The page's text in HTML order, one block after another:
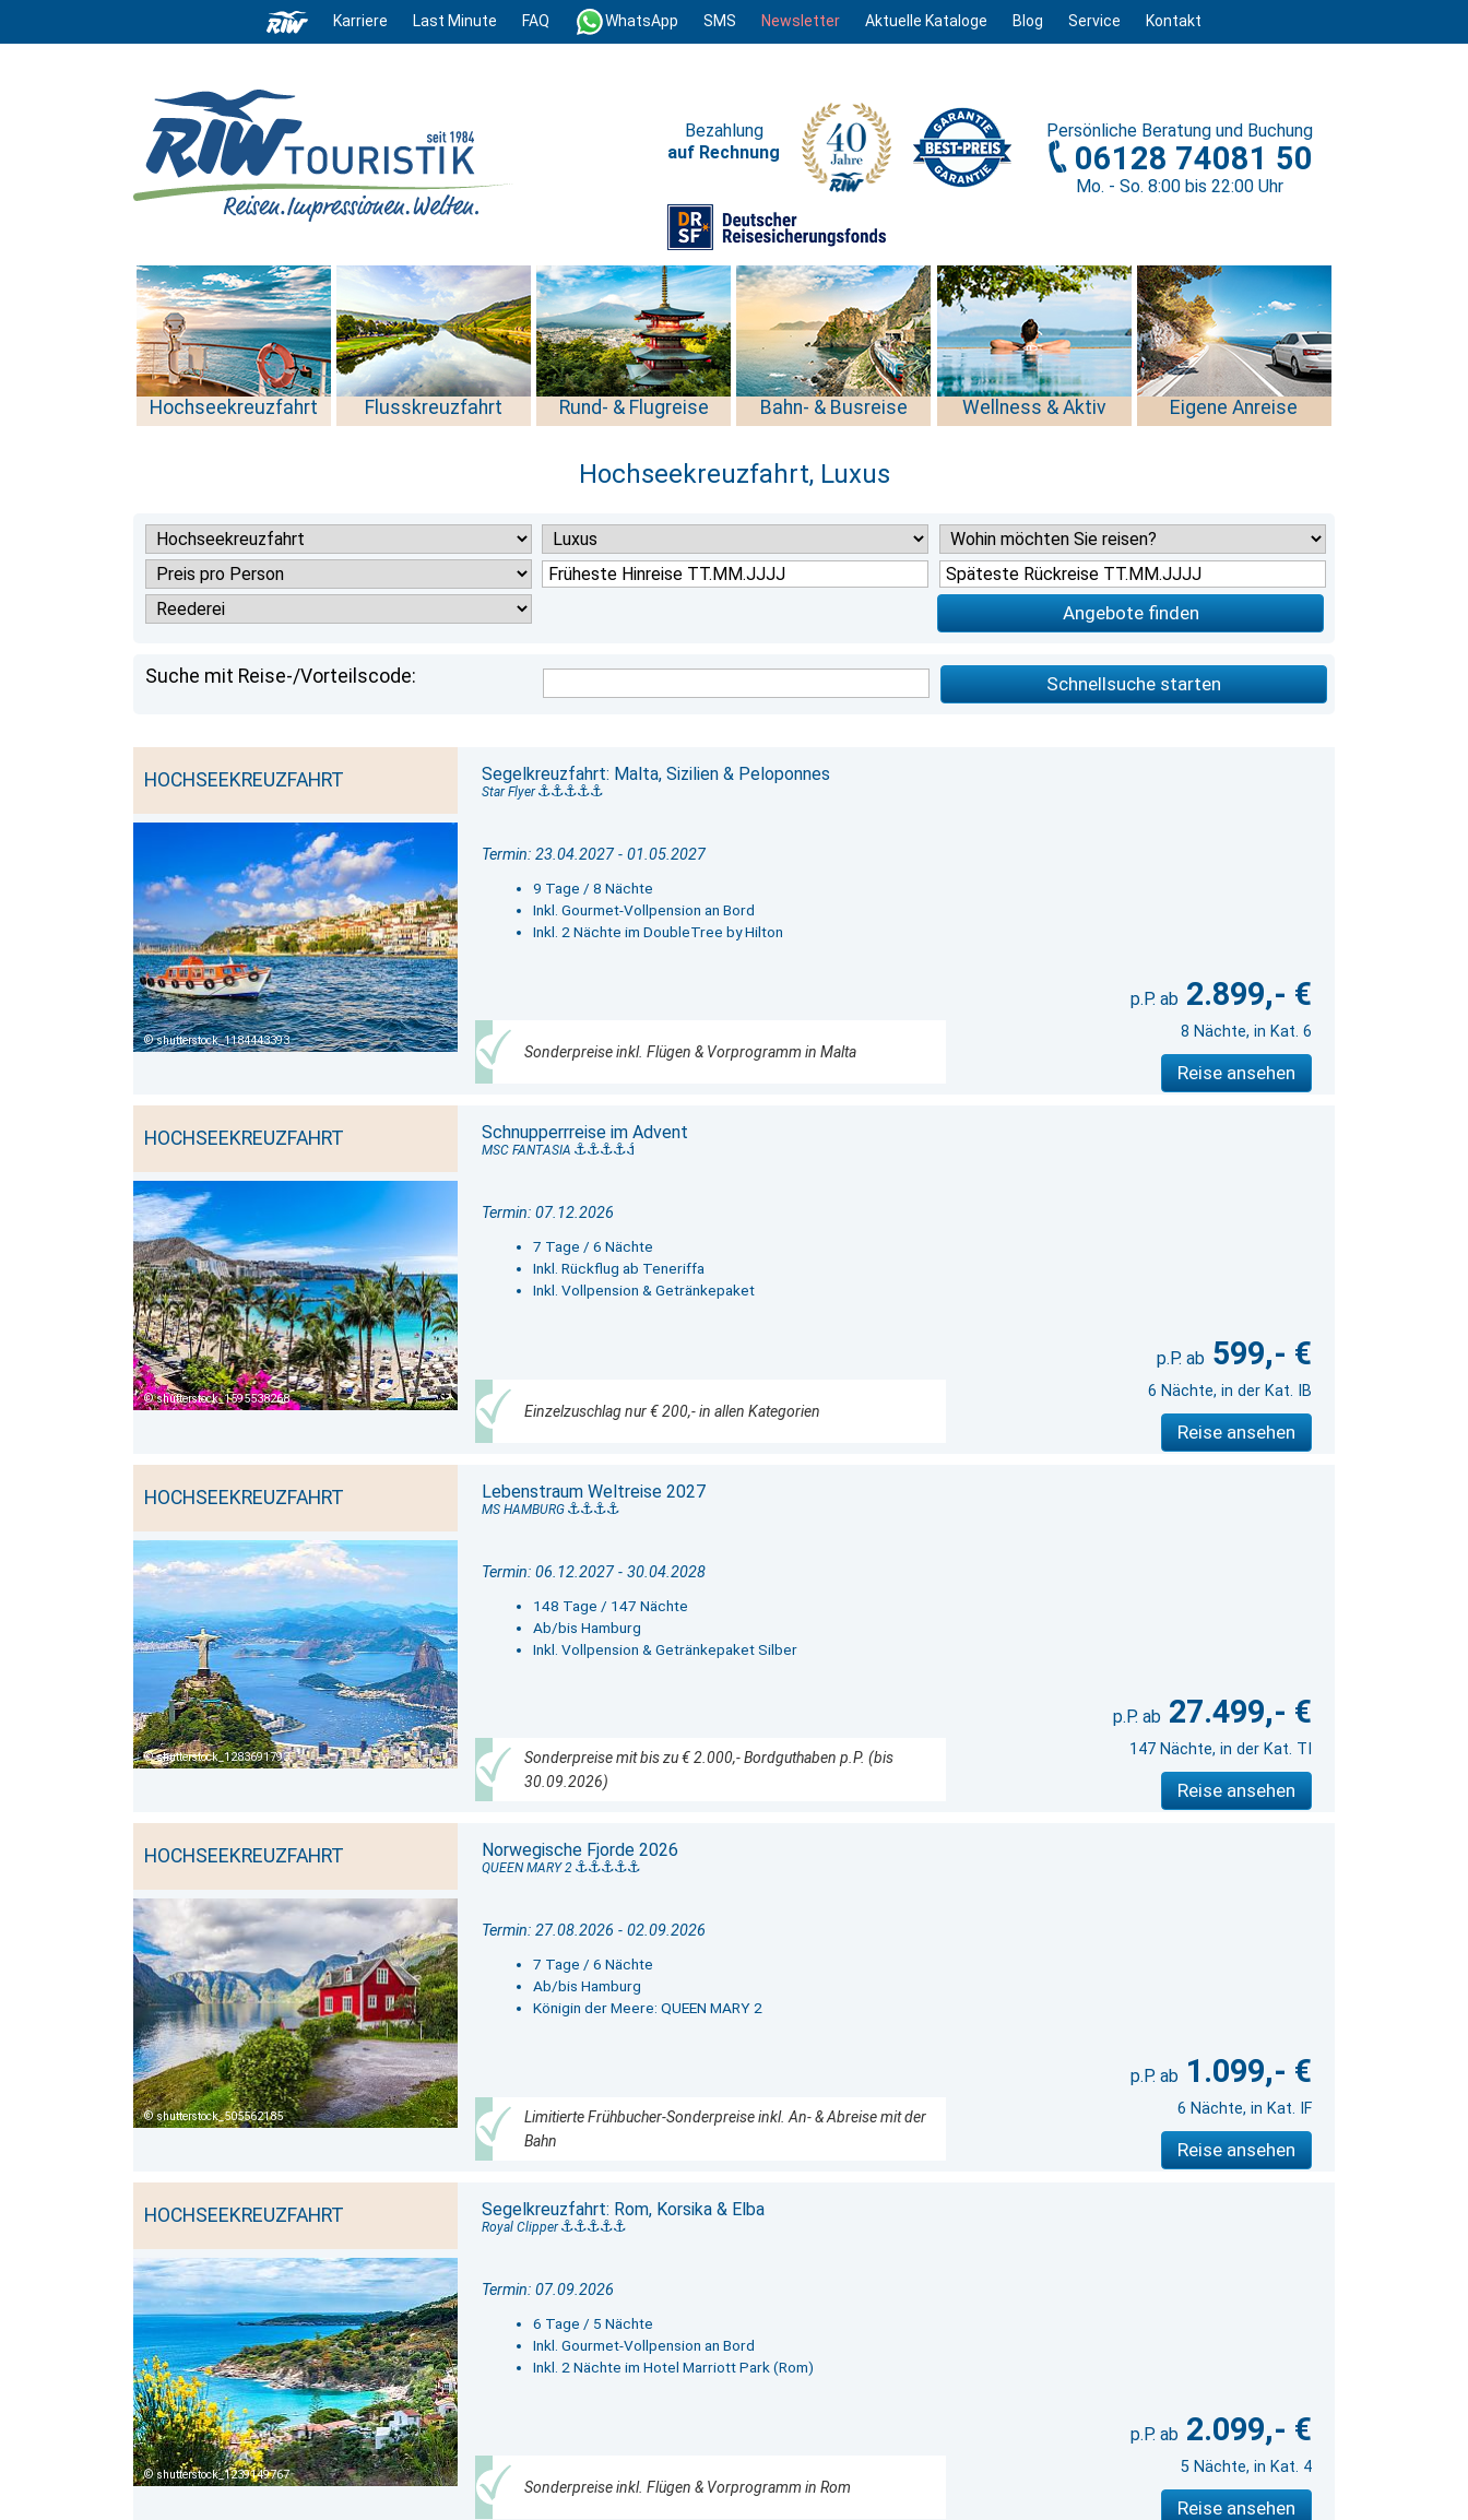
Karriere Last Minute FAQ WhatsApp SMS Newsletter Aktuelle Kataloge Blog Service Kontakt
Persönliche Beratung und Buchung
06128 74081 50
Mo. - So. 8:00 bis 22:00 Uhr
Bezahlung
auf Rechnung
Hochseekreuzfahrt Flusskreuzfahrt Rund- & Flugreise Bahn- & Busreise Wellness & Aktiv Eigene Anreise
Hochseekreuzfahrt, Luxus
Angebote finden
Suche mit Reise-/Vorteilscode: Schnellsuche starten
HOCHSEEKREUZFAHRT
shutterstock_1184443393
Segelkreuzfahrt: Malta, Sizilien & Peloponnes
Star Flyer
Termin: 23.04.2027 - 01.05.2027
9 Tage / 8 Nächte
Inkl. Gourmet-Vollpension an Bord
Inkl. 2 Nächte im DoubleTree by Hilton
Sonderpreise inkl. Flügen & Vorprogramm in Malta
2.899,- €
8 Nächte, in Kat. 6
Reise ansehen
HOCHSEEKREUZFAHRT
shutterstock_1595538268
Schnupperrreise im Advent
MSC FANTASIA
Termin: 07.12.2026
7 Tage / 6 Nächte
Inkl. Rückflug ab Teneriffa
Inkl. Vollpension & Getränkepaket
Einzelzuschlag nur € 200,- in allen Kategorien
599,- €
6 Nächte, in der Kat. IB
Reise ansehen
HOCHSEEKREUZFAHRT
shutterstock_1283691793
Lebenstraum Weltreise 2027
MS HAMBURG
Termin: 06.12.2027 - 30.04.2028
148 Tage / 147 Nächte
Ab/bis Hamburg
Inkl. Vollpension & Getränkepaket Silber
Sonderpreise mit bis zu € 2.000,- Bordguthaben p.P. (bis
30.09.2026)
27.499,- €
147 Nächte, in der Kat. TI
Reise ansehen
HOCHSEEKREUZFAHRT
shutterstock_505562185
Norwegische Fjorde 2026
QUEEN MARY 2
Termin: 27.08.2026 - 02.09.2026
7 Tage / 6 Nächte
Ab/bis Hamburg
Königin der Meere: QUEEN MARY 2
Limitierte Frühbucher-Sonderpreise inkl. An- & Abreise mit der
Bahn
1.099,- €
6 Nächte, in Kat. IF
Reise ansehen
HOCHSEEKREUZFAHRT
shutterstock_1239149767
Segelkreuzfahrt: Rom, Korsika & Elba
Royal Clipper
Termin: 07.09.2026
6 Tage / 5 Nächte
Inkl. Gourmet-Vollpension an Bord
Inkl. 2 Nächte im Hotel Marriott Park (Rom)
Sonderpreise inkl. Flügen & Vorprogramm in Rom
2.099,- €
5 Nächte, in Kat. 4
Reise ansehen